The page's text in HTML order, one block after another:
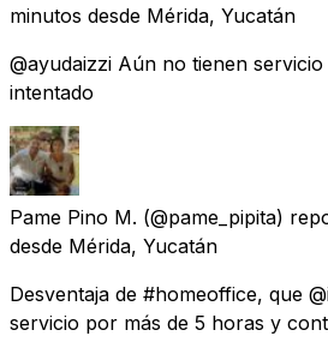
minutos desde Mérida, Yucatán
@ayudaizzi Aún no tienen
intentado
Pame Pino M. (@pame_pipita)
desde Mérida, Yucatán
Desventaja de #homeoffice, que
servicio por más de 5 horas y